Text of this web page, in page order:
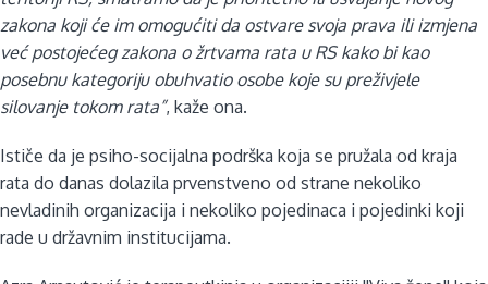
zakona koji će im omogućiti da ostvare svoja prava ili izmjena
već postojećeg zakona o žrtvama rata u RS kako bi kao
posebnu kategoriju obuhvatio osobe koje su preživjele
silovanje tokom rata”, kaže ona.
Ističe da je psiho-socijalna podrška koja se pružala od kraja
rata do danas dolazila prvenstveno od strane nekoliko
nevladinih organizacija i nekoliko pojedinaca i pojedinki koji
rade u državnim institucijama.